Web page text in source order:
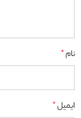
نام*
ایمیل*